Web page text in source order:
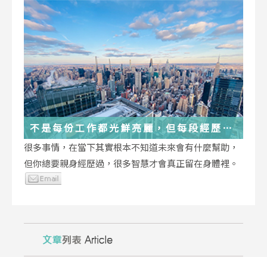
不是每份工作都光鮮亮麗，但每段經歷都
在偷偷改變你
很多事情，在當下其實根本不知道未來會有什麼幫助，
但你總要親身經歷過，很多智慧才會真正留在身體裡。